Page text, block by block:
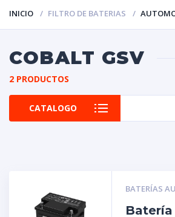
INICIO FILTRO DE BATERIAS
COBALT GSV
2 PRODUCTOS
CATALOGO
BATERÍAS